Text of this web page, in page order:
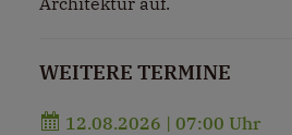
WEITERE TERMINE
12.08.2026 | 07:00 Uhr